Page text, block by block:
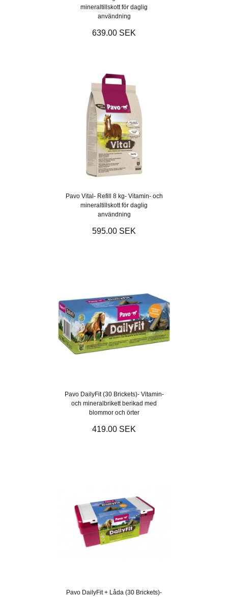
mineraltillskott för daglig
användning
639.00 SEK
Pavo Vital- Refill 8 kg- Vitamin- och
mineraltillskott för daglig
användning
595.00 SEK
Pavo DailyFit (30 Brickets)- Vitamin-
och mineralbrikett berikad med
blommor och örter
419.00 SEK
Pavo DailyFit + Låda (30 Brickets)-